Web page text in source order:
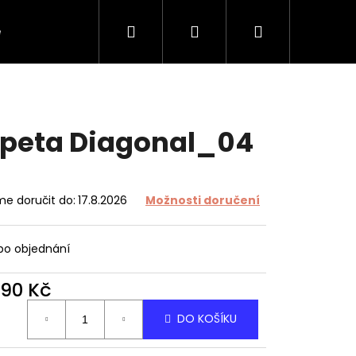
Kontakt
Hledat PřihlášeníNákupní
Diagonal_04
doručit do: 17.8.2026 Možnosti doručení
objednání
Kč
DO KOŠÍKU